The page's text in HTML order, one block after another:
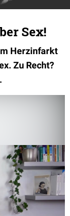
Sex!
Herzinfarkt
Zu Recht?